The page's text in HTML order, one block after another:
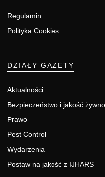
Regulamin
Polityka Cookies
DZIAŁY GAZETY
Aktualności
Bezpieczeństwo i jakość
Prawo
Pest Control
Wydarzenia
Postaw na jakość z IJHARS